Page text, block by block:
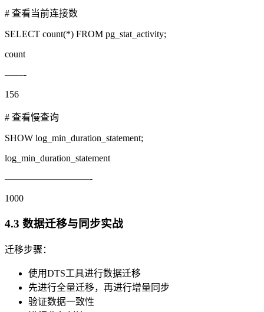
# 查看当前连接数
SELECT count(*) FROM pg_stat_activity;
count
——-
156
# 查看慢查询
SHOW log_min_duration_statement;
log_min_duration_statement
—————————-
1000
4.3 数据迁移与同步实战
迁移步骤：
使用DTS工具进行数据迁移
先进行全量迁移，再进行增量同步
验证数据一致性